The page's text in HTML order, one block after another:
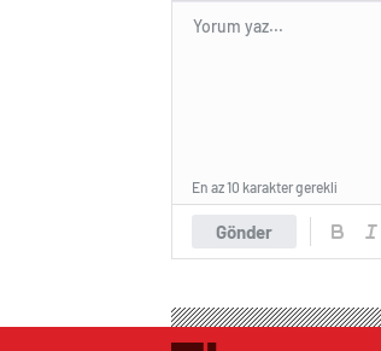
Gönder
En az 10 karakter gerekli